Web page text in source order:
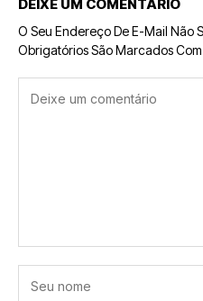
DEIXE UM COMENTÁRIO
O Seu Endereço De E-Mail Não
Obrigatórios São Marcados Com